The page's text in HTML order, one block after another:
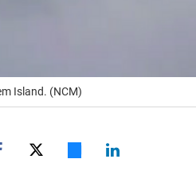
Island. (NCM)